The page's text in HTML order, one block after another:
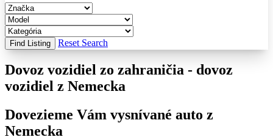
Find Listing Reset Search
Dovoz vozidiel zo zahraničia - dovoz
vozidiel z Nemecka
Dovezieme Vám vysnívané auto z
Nemecka